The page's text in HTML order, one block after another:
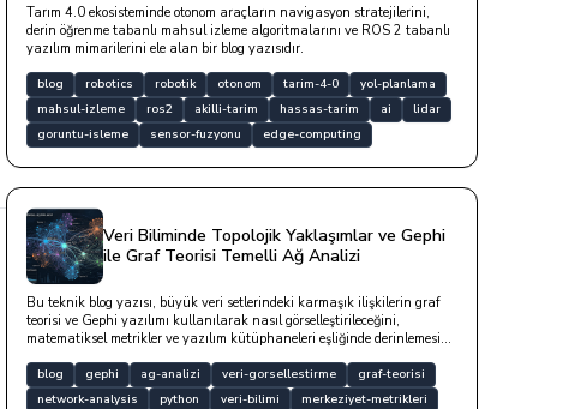
Tarım 4.0 ekosisteminde otonom araçların navigasyon stratejilerini,
derin öğrenme tabanlı mahsul izleme algoritmalarını ve ROS 2 tabanlı
yazılım mimarilerini ele alan bir blog yazısıdır.
blog robotics robotik otonom tarim-4-0
yol-planlama
mahsul-izleme
ros2 akilli-tarim hassas-tarim ai
lidar
goruntu-isleme
sensor-fuzyonu edge-computing
Veri Biliminde Topolojik Yaklaşımlar ve Gephi
ile Graf Teorisi Temelli Ağ Analizi
Bu teknik blog yazısı, büyük veri setlerindeki karmaşık ilişkilerin graf
teorisi ve Gephi yazılımı kullanılarak nasıl görselleştirileceğini,
matematiksel metrikler ve yazılım kütüphaneleri eşliğinde derinlemesine
blog gephi ag-analizi veri-gorsellestirme
graf-teorisi
network-analysis
python veri-bilimi merkeziyet-metrikleri